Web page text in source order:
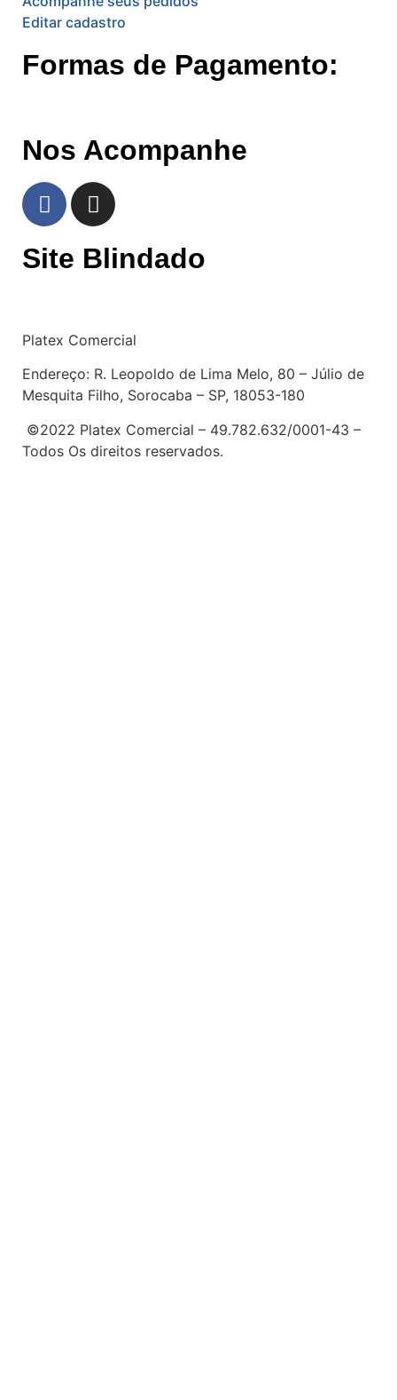
Editar cadastro
Formas de Pagamento:
Nos Acompanhe
Site Blindado
Platex Comercial
Endereço: R. Leopoldo de Lima Melo, 80 – Júlio de
Mesquita Filho, Sorocaba – SP, 18053-180
©2022 Platex Comercial – 49.782.632/0001-43 –
Todos Os direitos reservados.